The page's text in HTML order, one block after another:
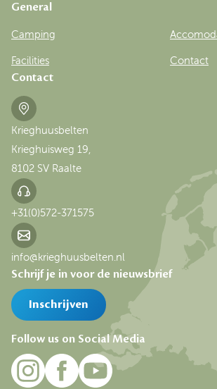
Schrijf je in voor de nieuwsbrief
Inschrijven
Follow us on Social Media
Contact
Krieghuusbelten
Krieghuisweg 19,
8102 SV Raalte
+31(0)572-371575
info@krieghuusbelten.nl
General
Camping
Facilities Contact